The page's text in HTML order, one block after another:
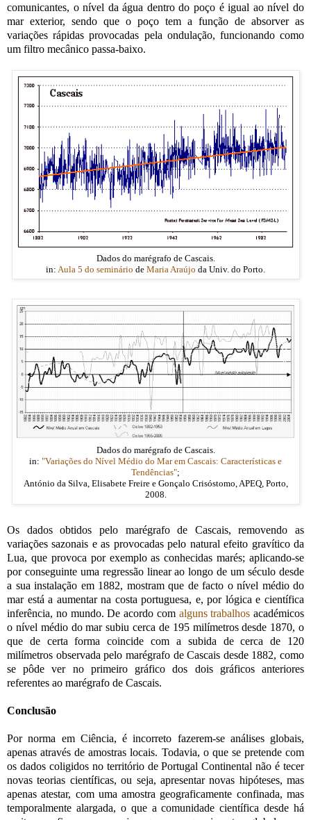
comunicantes, o nível da água dentro do poço é igual ao nível do
mar exterior, sendo que o poço tem a função de absorver as
variações rápidas provocadas pela ondulação, funcionando como
um filtro mecânico passa-baixo.
Dados do marégrafo de Cascais.
in: Aula 5 do seminário de Maria Araújo da Univ. do Porto.
Dados do marégrafo de Cascais.
in: "Variações do Nível Médio do Mar em Cascais: Características e
Tendências";
António da Silva, Elisabete Freire e Gonçalo Crisóstomo, APEQ, Porto,
2008.
Os dados obtidos pelo marégrafo de Cascais, removendo as
variações sazonais e as provocadas pelo natural efeito gravítico da
Lua, que provoca por exemplo as conhecidas marés; aplicando-se
por conseguinte uma regressão linear ao longo de um século desde
a sua instalação em 1882, mostram que de facto o nível médio do
mar está a aumentar na costa portuguesa, e, por lógica e científica
inferência, no mundo. De acordo com alguns trabalhos académicos
o nível médio do mar subiu cerca de 195 milímetros desde 1870, o
que de certa forma coincide com a subida de cerca de 120
milímetros observada pelo marégrafo de Cascais desde 1882, como
se pôde ver no primeiro gráfico dos dois gráficos anteriores
referentes ao marégrafo de Cascais.
Conclusão
Por norma em Ciência, é incorreto fazerem-se análises globais,
apenas através de amostras locais. Todavia, o que se pretende com
os dados coligidos no território de Portugal Continental não é tecer
novas teorias científicas, ou seja, apresentar novas hipóteses, mas
apenas atestar, com uma amostra geograficamente confinada, mas
temporalmente alargada, o que a comunidade científica desde há